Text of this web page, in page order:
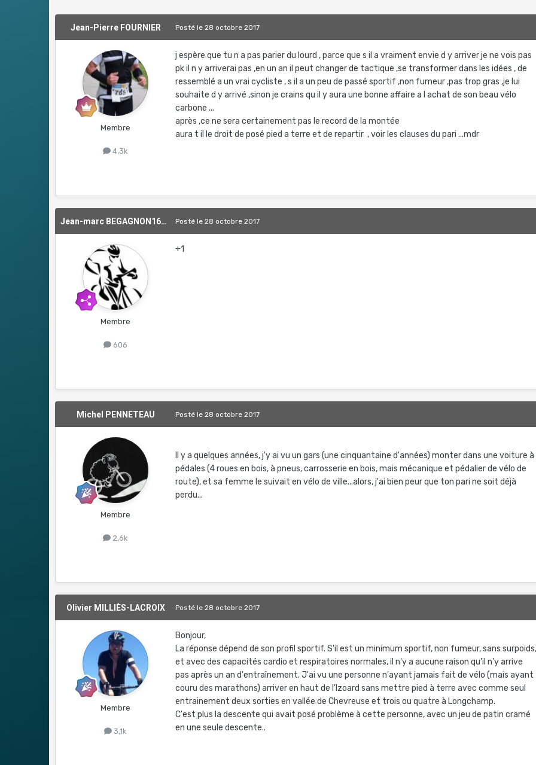
Jean-Pierre FOURNIER
Membre
4,3k
Postéle 28 octobre 2017
j espère que tu n a pas parier du lourd , parce que s il a vraiment envie d y arriver je ne vois pas
pk il n y arriverai pas ,en un an il peut changer de tactique ,se transformer dans les idées , de
ressemblé a un vrai cycliste , s il a un peu de passé sportif ,non fumeur ,pas trop gras ,je lui
souhaite d y arrivé ,sinon je crains qu il y aura une bonne affaire a l achat de son beau vélo
carbone ...
après ,ce ne sera certainement pas le record de la montée
aura t il le droit de posé pied a terre et de repartir , voir les clauses du pari ...mdr
Jean-marc BEGAGNON1639476532
Membre
606
Postéle 28 octobre 2017
+1
Michel PENNETEAU
Membre
2,6k
Postéle 28 octobre 2017
Il y a quelques années, j'y ai vu un gars (une cinquantaine d'années) monter dans une voiture à
pédales (4 roues en bois, à pneus, carrosserie en bois, mais mécanique et pédalier de vélo de
route), et sa femme le suivait en vélo de ville...alors, j'ai bien peur que ton pari ne soit déjà
perdu...
Olivier MILLIÈS-LACROIX
Membre
3,1k
Postéle 28 octobre 2017
Bonjour,
La réponse dépend de son profil sportif. S'il est un minimum sportif, non fumeur, sans
et avec des capacités cardio et respiratoires normales, il n'y a aucune raison qu'il n'y arrive
pas après un an d'entraînement. J'ai vu une personne n'ayant jamais fait de vélo (mais ayant
couru des marathons) arriver en haut de l'Izoard sans mettre pied à terre avec comme seul
entrainement deux sorties en vallée de Chevreuse et trois ou quatre à Longchamp.
C'est plus la descente qui avait posé problème à cette personne, avec un jeu de patin cramé
en une seule descente..